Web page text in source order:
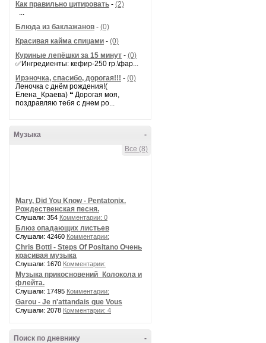
Как правильно цитировать - (2)
...
Блюда из баклажанов - (0)
Красивая кайма спицами - (0)
Куриные лепёшки за 15 минут - (0)
✅Ингредиенты: кефир-250 гр.\фар...
Ирэночка, спасибо, дорогая!!! - (0)
Леночка с днём рождения!(
Елена_Краева) ❝ Дорогая моя,
поздравляю тебя с днем ро...
-
Музыка
Все (8)
Mary, Did You Know - Pentatonix.
Рождественская песня.
Слушали: 354 Комментарии: 0
Блюз опадающих листьев
Слушали: 42460 Комментарии:
Chris Botti - Steps Of Positano Очень
красивая музыка
Слушали: 1670 Комментарии:
Музыка прикосновений_Колокола и
флейта.
Слушали: 17495 Комментарии:
Garou - Je n'attandais que Vous
Слушали: 2078 Комментарии: 4
-
Поиск по дневнику